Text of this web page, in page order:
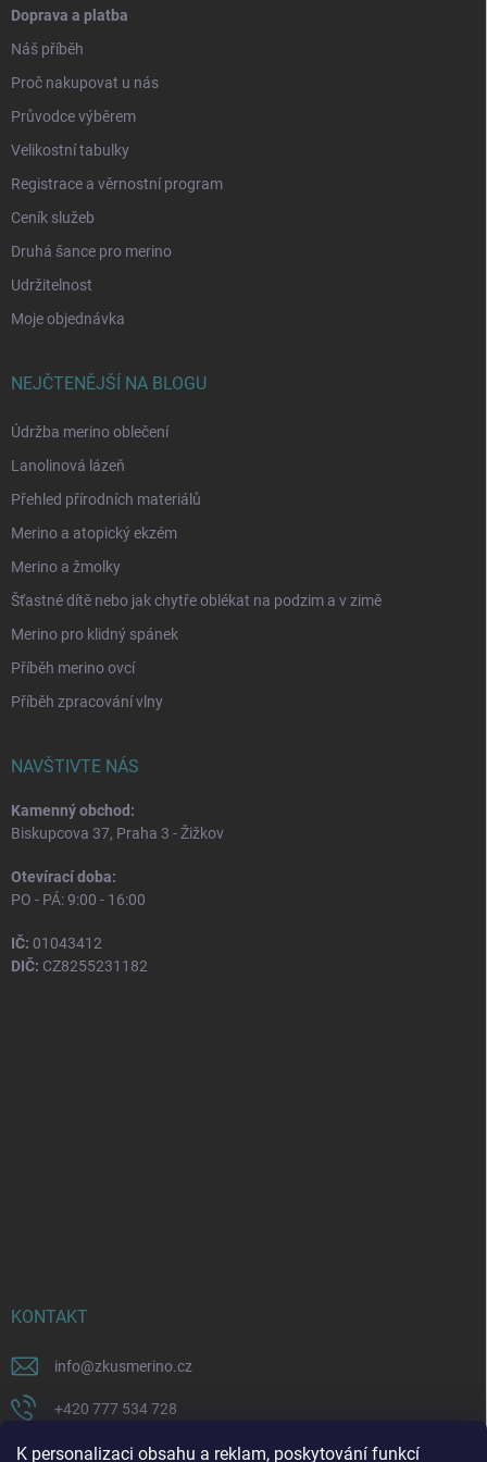
K personalizaci obsahu a reklam, poskytování funkcí
Doprava a platba
Náš příběh
Proč nakupovat u nás
Průvodce výběrem
Velikostní tabulky
Registrace a věrnostní program
Ceník služeb
Druhá šance pro merino
Udržitelnost
Moje objednávka
NEJČTENĚJŠÍ NA BLOGU
Údržba merino oblečení
Lanolinová lázeň
Přehled přírodních materiálů
Merino a atopický ekzém
Merino a žmolky
Šťastné dítě nebo jak chytře oblékat na podzim a v zimě
Merino pro klidný spánek
Příběh merino ovcí
Příběh zpracování vlny
NAVŠTIVTE NÁS
Kamenný obchod:
Biskupcova 37, Praha 3 - Žižkov
Otevírací doba:
PO - PÁ: 9:00 - 16:00
IČ: 01043412
DIČ: CZ8255231182
KONTAKT
info@zkusmerino.cz
+420 777 534 728
https://www.facebook.com/zkusmerino/